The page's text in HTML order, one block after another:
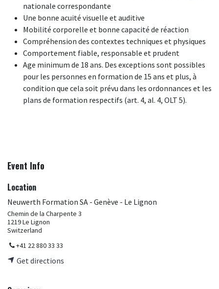
nationale correspondante
Une bonne acuité visuelle et auditive
Mobilité corporelle et bonne capacité de réaction
Compréhension des contextes techniques et physiques
Comportement fiable, responsable et prudent
Age minimum de 18 ans. Des exceptions sont possibles
pour les personnes en formation de 15 ans et plus, à
condition que cela soit prévu dans les ordonnances et les
plans de formation respectifs (art. 4, al. 4, OLT 5).
Event Info
Location
Neuwerth Formation SA - Genève - Le Lignon
Chemin de la Charpente 3
1219 Le Lignon
Switzerland
+41 22 880 33 33
Get directions